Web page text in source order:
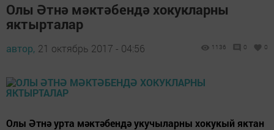
Олы Әтнә мәктәбендә хокукларны
яктырталар
автор, 21 октябрь 2017 - 04:56 1136 0 0
Олы Әтнә урта мәктәбендә укучыларны хокукый яктан